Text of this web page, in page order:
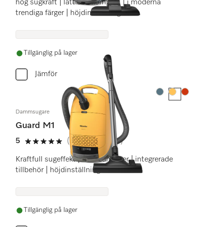
hög sugkraft | lätt och kompakt | i moderna
trendiga färger | höjdinställning
Tillgänglig på lager
Jämför
Färg:Färg:Färg:
Dammsugare
Guard M1
5
5 stars out of 5
(20 recensioner)
Kraftfull sugeffekt | AirClean-filter | integrerade
tillbehör | höjdinställning
Tillgänglig på lager